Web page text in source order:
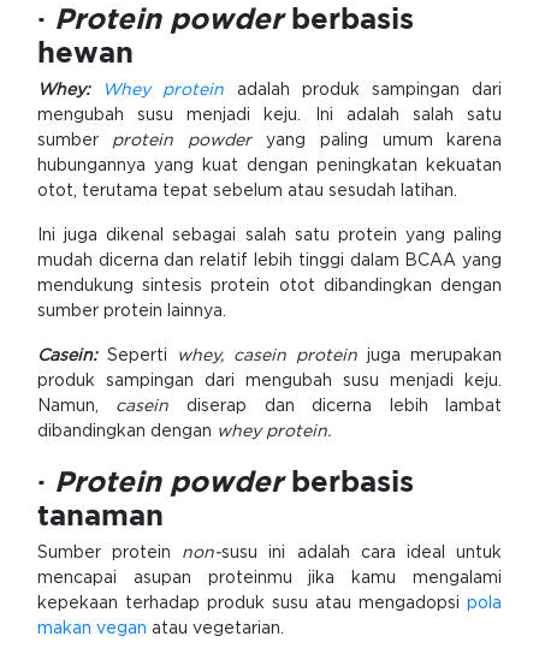
· Protein powderberbasis
hewan
Whey: Whey protein adalah produk sampingan dari
mengubah susu menjadi keju. Ini adalah salah satu
sumber protein powderyang paling umum karena
hubungannya yang kuat dengan peningkatan kekuatan
otot, terutama tepat sebelum atau sesudah latihan.
Ini juga dikenal sebagai salah satu protein yang paling
mudah dicerna dan relatif lebih tinggi dalam BCAA yang
mendukung sintesis protein otot dibandingkan dengan
sumber protein lainnya.
Casein: Seperti whey, casein protein juga merupakan
produk sampingan dari mengubah susu menjadi keju.
Namun, casein diserap dan dicerna lebih lambat
dibandingkan dengan whey protein.
· Protein powderberbasis
tanaman
Sumber protein non-susu ini adalah cara ideal untuk
mencapai asupan proteinmu jika kamu mengalami
kepekaan terhadap produk susu atau mengadopsipola
makan vegan atau vegetarian.